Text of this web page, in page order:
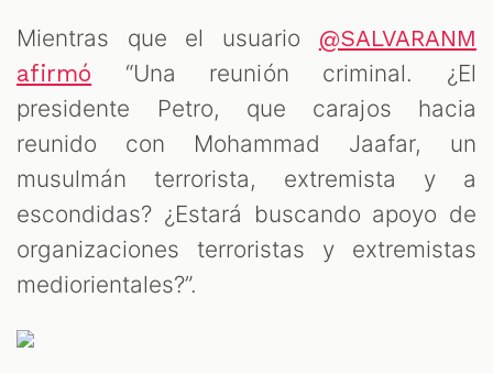
Mientras que el usuario @SALVARANM
afirmó “Una reunión criminal. ¿El
presidente Petro, que carajos hacia
reunido con Mohammad Jaafar, un
musulmán terrorista, extremista y a
escondidas? ¿Estará buscando apoyo de
organizaciones terroristas y extremistas
mediorientales?”.